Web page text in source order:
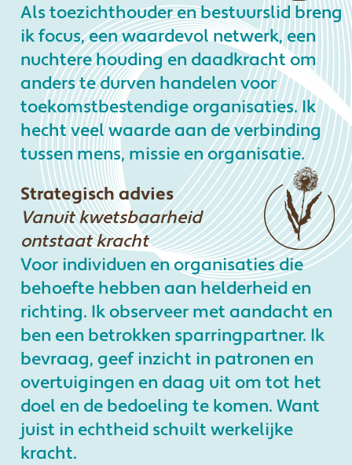
Als toezichthouder en bestuurslid breng
ik focus, een waardevol netwerk, een
nuchtere houding en daadkracht om
anders te durven handelen voor
toekomstbestendige organisaties. Ik
hecht veel waarde aan de verbinding
tussen mens, missie en organisatie.
Strategisch advies
Vanuit kwetsbaarheid
ontstaat kracht
Voor individuen en organisaties die
behoefte hebben aan helderheid en
richting. Ik observeer met aandacht en
ben een betrokken sparringpartner. Ik
bevraag, geef inzicht in patronen en
overtuigingen en daag uit om tot het
doel en de bedoeling te komen. Want
juist in echtheid schuilt werkelijke
kracht.